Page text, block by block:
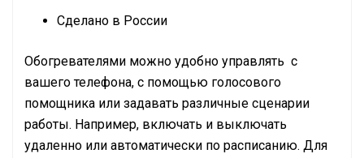
Сделано в России
Обогревателями можно удобно управлять с
вашего телефона, с помощью голосового
помощника или задавать различные сценарии
работы. Например, включать и выключать
удаленно или автоматически по расписанию. Для